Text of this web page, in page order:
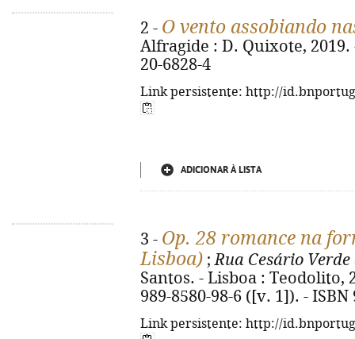
2 - O vento assobiando
Alfragide : D. Quixote, 2019.
20-6828-4
Link persistente: http://
ADICIONAR À LISTA
3 - Op. 28 romance na
Lisboa) ;Rua Cesário
Santos. - Lisboa : Teodolito,
989-8580-98-6 ([v. 1]). -
Link persistente: http://